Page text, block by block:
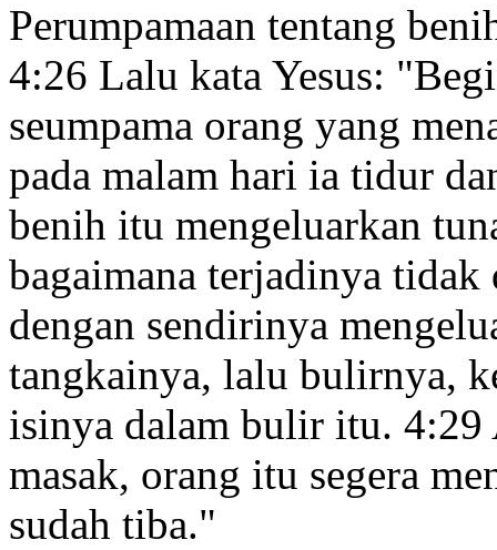
Perumpamaan tentang
4:26 Lalu kata Yesus:
seumpama orang yang
pada malam hari ia tidur
benih itu mengeluarkan
bagaimana terjadinya
dengan sendirinya
tangkainya, lalu bulirnya,
isinya dalam bulir itu. 4:29
masak, orang itu segera
sudah tiba."